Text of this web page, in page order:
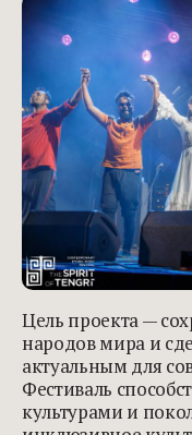
Цель проекта —
народов мира и
актуальным для
Фестиваль
культурами и